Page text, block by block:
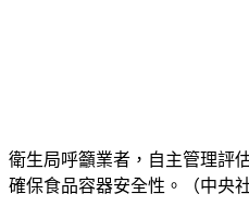
衛生局呼籲業者，自主管理評
確保食品容器安全性。（中央社